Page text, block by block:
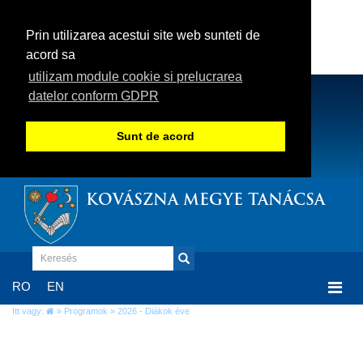
Prin utilizarea acestui site web sunteti de
acord sa
utilizam module cookie si prelucrarea
datelor conform GDPR
Sunt de acord
KOVÁSZNA MEGYE TANÁCSA
RO EN
Itt vagy: » Programok » 2026 - Diákok éve